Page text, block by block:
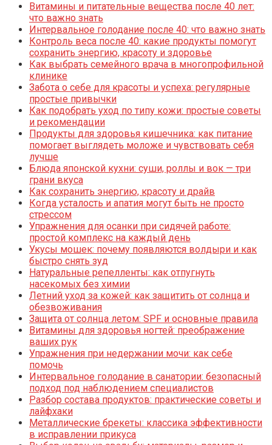
Витамины и питательные вещества после 40 лет:
что важно знать
Интервальное голодание после 40: что важно знать
Контроль веса после 40: какие продукты помогут
сохранить энергию, красоту и здоровье
Как выбрать семейного врача в многопрофильной
клинике
Забота о себе для красоты и успеха: регулярные
простые привычки
Как подобрать уход по типу кожи: простые советы
и рекомендации
Продукты для здоровья кишечника: как питание
помогает выглядеть моложе и чувствовать себя
лучше
Блюда японской кухни: суши, роллы и вок — три
грани вкуса
Как сохранить энергию, красоту и драйв
Когда усталость и апатия могут быть не просто
стрессом
Упражнения для осанки при сидячей работе:
простой комплекс на каждый день
Укусы мошек: почему появляются волдыри и как
быстро снять зуд
Натуральные репелленты: как отпугнуть
насекомых без химии
Летний уход за кожей: как защитить от солнца и
обезвоживания
Защита от солнца летом: SPF и основные правила
Витамины для здоровья ногтей: преображение
ваших рук
Упражнения при недержании мочи: как себе
помочь
Интервальное голодание в санатории: безопасный
подход под наблюдением специалистов
Разбор состава продуктов: практические советы и
лайфхаки
Металлические брекеты: классика эффективности
в исправлении прикуса